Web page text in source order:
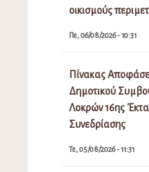
οικισμούς
Πε, 06/08/2026 - 10:31
Πίνακας
Δημοτικού
Λοκρών 16ης
Συνεδρίασης
Τε, 05/08/2026 - 11:31